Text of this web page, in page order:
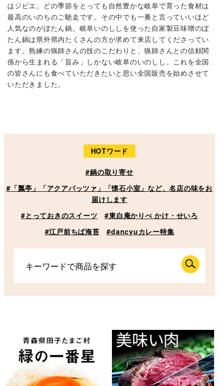
はジビエ。どの季節をとっても自然豊かな岐阜で育った食材は
最高のいのちのご馳走です。その中でも一番と言っていいほど
人気なのがぼたん鍋。岐阜いのししを使った自家製豆味噌のぼ
たん鍋は県外県内たくさんの方が求めて来店してくださってい
ます。熟練の猟師さんの技のこだわりと、猟師さんとの信頼関
係から生まれる「旨み」しかない岐阜のいのしし。これを全国
の皆さんにも食べていただきたいと思い全国販売を始めさせて
いただきました。
HOTワード
#鍋の取り寄せ
#「瓢亭」「アクアパッツァ」「懐石小室」など、名店の味をお
届けします
#とっておきのスイーツ
#東白庵かりべ かけ・せいろ
#江戸前ちば海苔
#dancyuカレー特集